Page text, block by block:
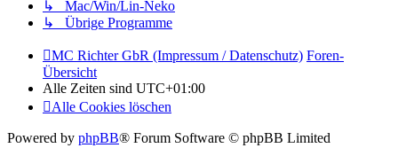
↳ Mac/Win/Lin-Neko
↳ Übrige Programme
MC Richter GbR (Impressum / Datenschutz) Foren-
Übersicht
Alle Zeiten sind UTC+01:00
Alle Cookies löschen
Powered by phpBB® Forum Software © phpBB Limited